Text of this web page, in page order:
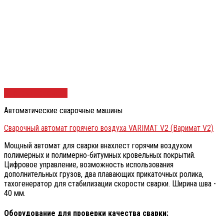
Автоматические сварочные машины
Сварочный автомат горячего воздуха VARIMAT V2 (Варимат V2)
Мощный автомат для сварки внахлест горячим воздухом
полимерных и полимерно-битумных кровельных покрытий.
Цифровое управление, возможность использования
дополнительных грузов, два плавающих прикаточных ролика,
тахогенератор для стабилизации скорости сварки. Ширина шва -
40 мм.
Оборудование для проверки качества сварки: